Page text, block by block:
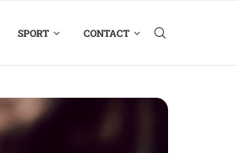
SPORT CONTACT